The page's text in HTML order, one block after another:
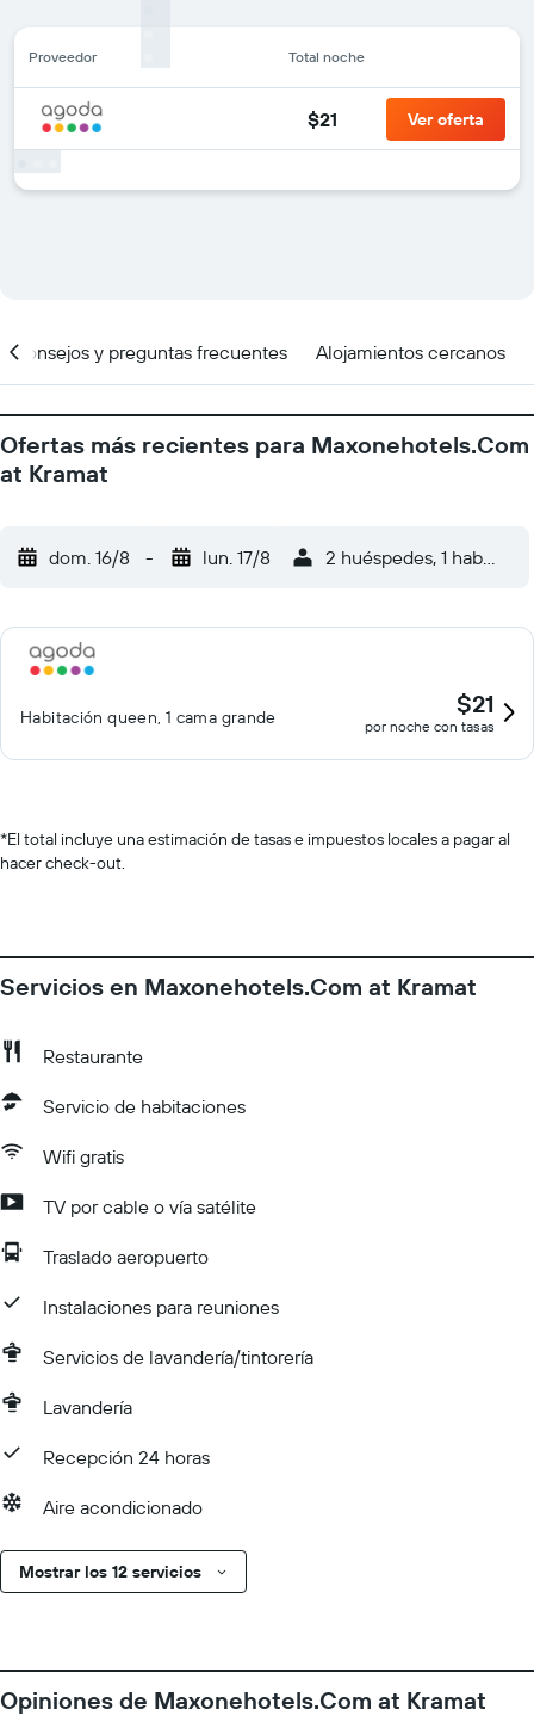
Proveedor Total noche
$21 Ver oferta
Consejos y preguntas frecuentes Alojamientos cercanos
Ofertas más recientes para Maxonehotels.Com
at Kramat
dom. 16/8 - lun. 17/8 2 huéspedes, 1
Habitación queen, 1 cama grande $21
por noche con tasas
*El total incluye una estimación de tasas e impuestos locales a pagar al
hacer check-out.
Servicios en Maxonehotels.Com at Kramat
Restaurante
Servicio de habitaciones
Wifi gratis
TV por cable o vía satélite
Traslado aeropuerto
Instalaciones para reuniones
Servicios de lavandería/tintorería
Lavandería
Recepción 24 horas
Aire acondicionado
Mostrar los 12 servicios
Opiniones de Maxonehotels.Com at Kramat